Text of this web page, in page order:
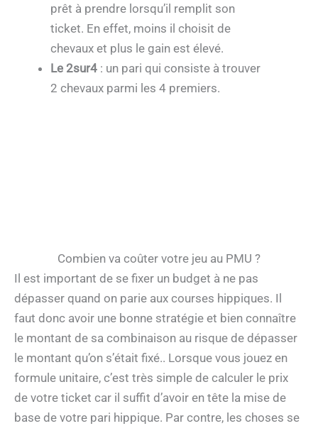
prêt à prendre lorsqu’il remplit son
ticket. En effet, moins il choisit de
chevaux et plus le gain est élevé.
Le 2sur4 : un pari qui consiste à trouver
2 chevaux parmi les 4 premiers.
Combien va coûter votre jeu au PMU ?
Il est important de se fixer un budget à ne pas
dépasser quand on parie aux courses hippiques. Il
faut donc avoir une bonne stratégie et bien connaître
le montant de sa combinaison au risque de dépasser
le montant qu’on s’était fixé.. Lorsque vous jouez en
formule unitaire, c’est très simple de calculer le prix
de votre ticket car il suffit d’avoir en tête la mise de
base de votre pari hippique. Par contre, les choses se